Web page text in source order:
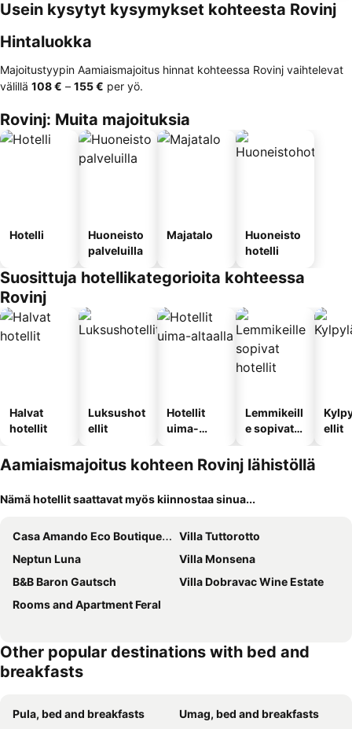
Usein kysytyt kysymykset kohteesta Rovinj
Hintaluokka
Majoitustyypin Aamiaismajoitus hinnat kohteessa Rovinj vaihtelevat
välillä ‎108 € – ‎155 € per yö.
Rovinj: Muita majoituksia
Hotelli
Huoneisto
palveluilla
Majatalo
Huoneisto
hotelli
Suosittuja hotellikategorioita kohteessa
Rovinj
Halvat
hotellit
Luksushot
ellit
Hotellit
uima-
Lemmikeill
e sopivat
ellit
Aamiaismajoitus kohteen Rovinj lähistöllä
Nämä hotellit saattavat myös kiinnostaa sinua...
Casa Amando Eco Boutique House
Villa Tuttorotto
Neptun Luna
Villa Monsena
B&B Baron Gautsch
Villa Dobravac Wine Estate
Rooms and Apartment Feral
Other popular destinations with bed and
breakfasts
Pula, bed and breakfasts
Umag, bed and breakfasts